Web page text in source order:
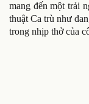
mang đến một trải
thuật Ca trù như
trong nhịp thở của